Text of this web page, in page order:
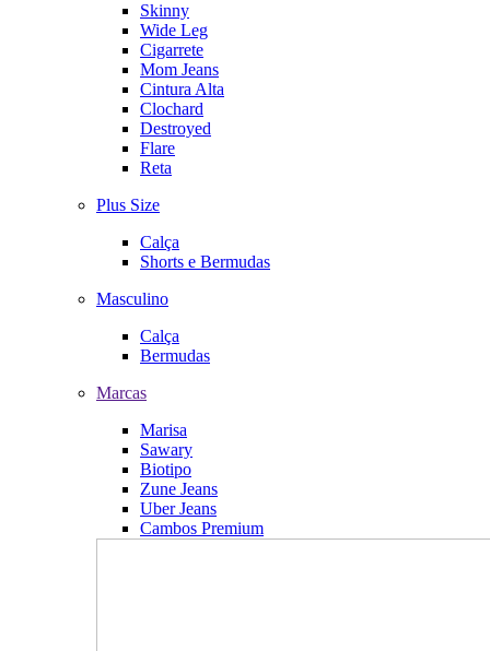
Skinny
Wide Leg
Cigarrete
Mom Jeans
Cintura Alta
Clochard
Destroyed
Flare
Reta
Plus Size
Calça
Shorts e Bermudas
Masculino
Calça
Bermudas
Marcas
Marisa
Sawary
Biotipo
Zune Jeans
Uber Jeans
Cambos Premium